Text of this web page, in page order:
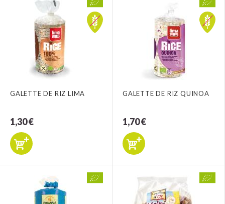
GALETTE DE RIZ LIMA
1,30 €
GALETTE DE RIZ QUINOA
1,70 €